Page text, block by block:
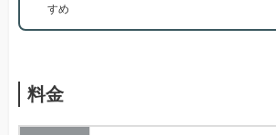
すめ
料金